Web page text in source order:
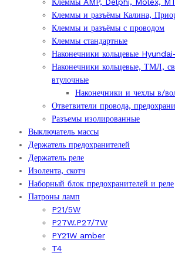
Клеммы и разъёмы Калина,
Клеммы и разъёмы с проводом
Клеммы стандартные
Наконечники кольцевые
Наконечники кольцевые, ТМЛ,
втулочные
Наконечники и чехлы в/
Ответвители провода,
Разъемы изолированные
Выключатель массы
Держатель предохранителей
Держатель реле
Изолента, скотч
Наборный блок предохранителей и реле
Патроны ламп
P21/5W
P27W.P27/7W
PY21W amber
T4